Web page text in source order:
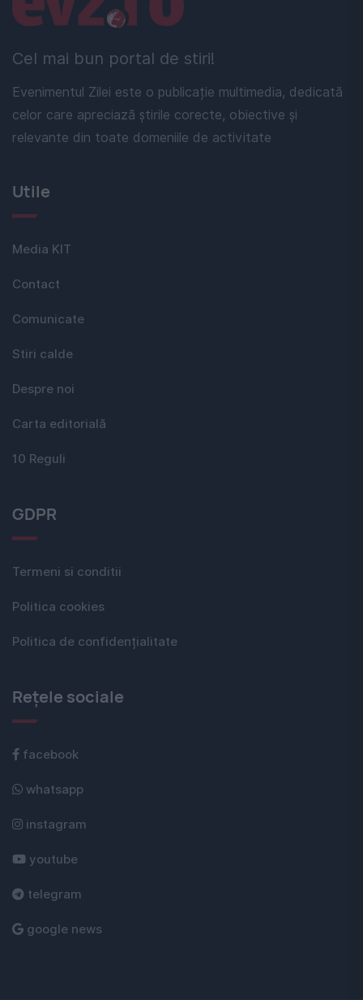
Cel mai bun portal de stiri!
Evenimentul Zilei este o publicație multimedia, dedicată
celor care apreciază știrile corecte, obiective și
relevante din toate domeniile de activitate
Utile
Media KIT
Contact
Comunicate
Stiri calde
Despre noi
Carta editorială
10 Reguli
GDPR
Termeni si conditii
Politica cookies
Politica de confidențialitate
Rețele sociale
facebook
whatsapp
instagram
youtube
telegram
google news